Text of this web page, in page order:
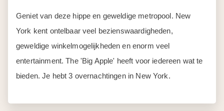
Geniet van deze hippe en geweldige metropool. New
York kent ontelbaar veel bezienswaardigheden,
geweldige winkelmogelijkheden en enorm veel
entertainment. The 'Big Apple' heeft voor iedereen wat te
bieden. Je hebt 3 overnachtingen in New York.